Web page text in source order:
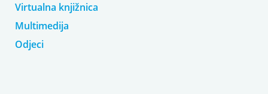
Virtualna knjižnica
Multimedija
Odjeci